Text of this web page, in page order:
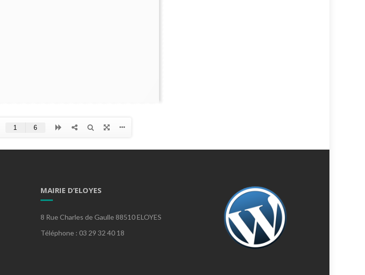
MAIRIE D’ELOYES
8 Rue Charles de Gaulle 88510 ELOYES
Téléphone : 03 29 32 40 18